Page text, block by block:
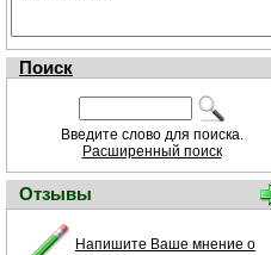
Поиск
Введите слово для поиска.
Расширенный поиск
Отзывы
Напишите Ваше мнение о